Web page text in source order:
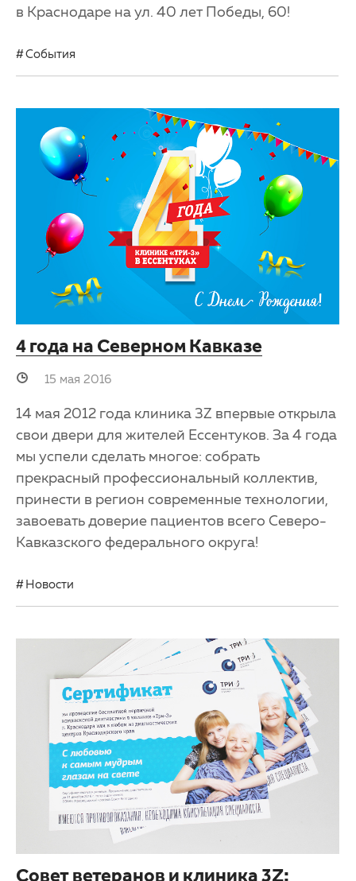
в Краснодаре на ул. 40 лет Победы, 60!
События
4 года на Северном Кавказе
15 мая 2016
14 мая 2012 года клиника 3Z впервые открыла
свои двери для жителей Ессентуков. За 4 года
мы успели сделать многое: собрать
прекрасный профессиональный коллектив,
принести в регион современные технологии,
завоевать доверие пациентов всего Северо-
Кавказского федерального округа!
Новости